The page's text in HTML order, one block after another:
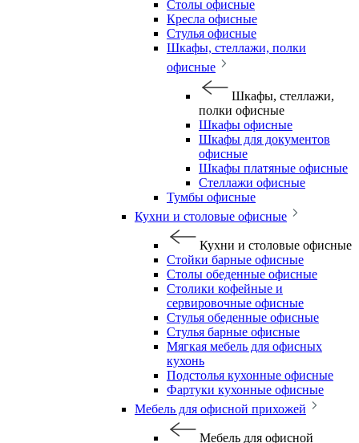
Столы офисные
Кресла офисные
Стулья офисные
Шкафы, стеллажи, полки
офисные
Шкафы, стеллажи,
полки офисные
Шкафы офисные
Шкафы для документов
офисные
Шкафы платяные офисные
Стеллажи офисные
Тумбы офисные
Кухни и столовые офисные
Кухни и столовые офисные
Стойки барные офисные
Столы обеденные офисные
Столики кофейные и
сервировочные офисные
Стулья обеденные офисные
Стулья барные офисные
Мягкая мебель для офисных
кухонь
Подстолья кухонные офисные
Фартуки кухонные офисные
Мебель для офисной прихожей
Мебель для офисной